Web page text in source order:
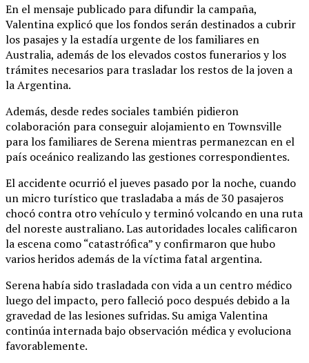
En el mensaje publicado para difundir la campaña,
Valentina explicó que los fondos serán destinados a cubrir
los pasajes y la estadía urgente de los familiares en
Australia, además de los elevados costos funerarios y los
trámites necesarios para trasladar los restos de la joven a
la Argentina.
Además, desde redes sociales también pidieron
colaboración para conseguir alojamiento en Townsville
para los familiares de Serena mientras permanezcan en el
país oceánico realizando las gestiones correspondientes.
El accidente ocurrió el jueves pasado por la noche, cuando
un micro turístico que trasladaba a más de 30 pasajeros
chocó contra otro vehículo y terminó volcando en una ruta
del noreste australiano. Las autoridades locales calificaron
la escena como “catastrófica” y confirmaron que hubo
varios heridos además de la víctima fatal argentina.
Serena había sido trasladada con vida a un centro médico
luego del impacto, pero falleció poco después debido a la
gravedad de las lesiones sufridas. Su amiga Valentina
continúa internada bajo observación médica y evoluciona
favorablemente.